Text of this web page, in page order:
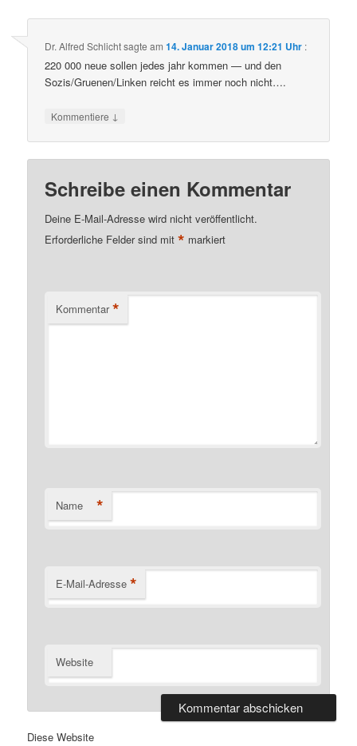
Dr. Alfred Schlichtsagte am14. Januar 2018 um 12:21 Uhr :
220 000 neue sollen jedes jahr kommen — und den
Sozis/Gruenen/Linken reicht es immer noch nicht….
Kommentiere ↓
Schreibe einen Kommentar
Deine E-Mail-Adresse wird nicht veröffentlicht.
Erforderliche Felder sind mit* markiert
Kommentar *
Name *
E-Mail-Adresse *
Website
Diese Website